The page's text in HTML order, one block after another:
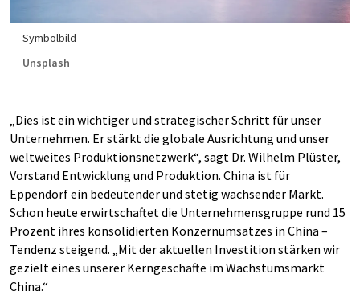
Symbolbild
Unsplash
„Dies ist ein wichtiger und strategischer Schritt für unser
Unternehmen. Er stärkt die globale Ausrichtung und unser
weltweites Produktionsnetzwerk“, sagt Dr. Wilhelm Plüster,
Vorstand Entwicklung und Produktion. China ist für
Eppendorf ein bedeutender und stetig wachsender Markt.
Schon heute erwirtschaftet die Unternehmensgruppe rund 15
Prozent ihres konsolidierten Konzernumsatzes in China –
Tendenz steigend. „Mit der aktuellen Investition stärken wir
gezielt eines unserer Kerngeschäfte im Wachstumsmarkt
China.“